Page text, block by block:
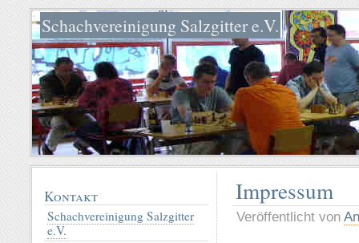
Schachvereinigung Salzgitter e.V.
Impressum
Veröffentlicht von
Kontakt
Schachvereinigung Salzgitter
e.V.